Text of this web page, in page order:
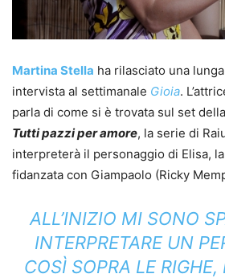
Martina Stella ha rilasciato una
intervista al settimanale Gioia.
parla di come si è trovata sul set
Tutti pazzi per amore, la serie di
interpreterà il personaggio di Elisa,
fidanzata con Giampaolo (Ricky
ALL’INIZIO MI SONO
INTERPRETARE UN
COSÌ SOPRA LE